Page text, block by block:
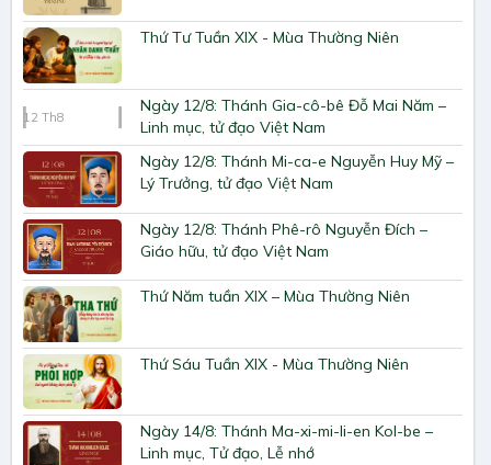
Thứ Tư Tuần XIX - Mùa Thường Niên
12 Th8
Ngày 12/8: Thánh Gia-cô-bê Đỗ Mai Năm –
Linh mục, tử đạo Việt Nam
Ngày 12/8: Thánh Mi-ca-e Nguyễn Huy Mỹ –
Lý Trưởng, tử đạo Việt Nam
Ngày 12/8: Thánh Phê-rô Nguyễn Đích –
Giáo hữu, tử đạo Việt Nam
Thứ Năm tuần XIX – Mùa Thường Niên
Thứ Sáu Tuần XIX - Mùa Thường Niên
Ngày 14/8: Thánh Ma-xi-mi-li-en Kol-be –
Linh mục, Tử đạo, Lễ nhớ